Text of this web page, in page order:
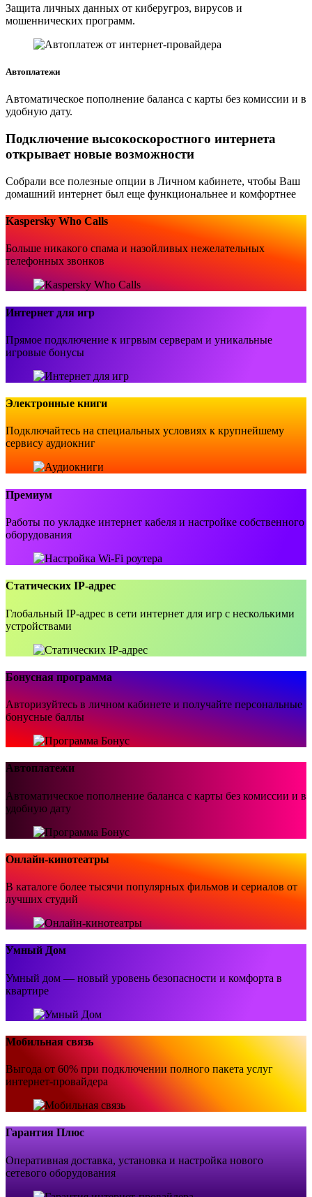
Защита личных данных от киберугроз, вирусов и
мошеннических программ.
Автоплатежи
Автоматическое пополнение баланса с карты без комиссии и в
удобную дату.
Подключение высокоскоростного интернета
открывает новые возможности
Собрали все полезные опции в Личном кабинете, чтобы Ваш
домашний интернет был еще функциональнее и комфортнее
Kaspersky Who Calls
Больше никакого спама и назойливых нежелательных
телефонных звонков
Интернет для игр
Прямое подключение к игрвым серверам и уникальные
игровые бонусы
Электронные книги
Подключайтесь на специальных условиях к крупнейшему
сервису аудиокниг
Премиум
Работы по укладке интернет кабеля и настройке собственного
оборудования
Статических IP-адрес
Глобальный IP-адрес в сети интернет для игр с несколькими
устройствами
Бонусная программа
Авторизуйтесь в личном кабинете и получайте персональные
бонусные баллы
Автоплатежи
Автоматическое пополнение баланса с карты без комиссии и в
удобную дату
Онлайн-кинотеатры
В каталоге более тысячи популярных фильмов и сериалов от
лучших студий
Умный Дом
Умный дом — новый уровень безопасности и комфорта в
квартире
Мобильная связь
Выгода от 60% при подключении полного пакета услуг
интернет-провайдера
Гарантия Плюс
Оперативная доставка, установка и настройка нового
сетевого оборудования